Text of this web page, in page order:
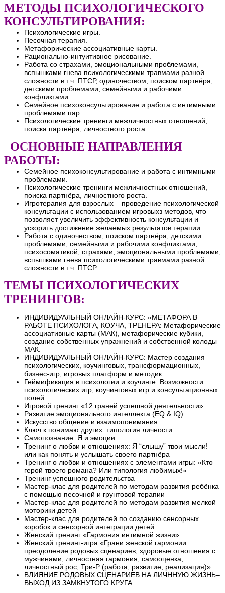
МЕТОДЫ ПСИХОЛОГИЧЕСКОГО
КОНСУЛЬТИРОВАНИЯ:
Психологические игры.
Песочная терапия.
Метафорические ассоциативные карты.
Рационально-интуитивное рисование.
Работа со страхами, эмоциональными проблемами,
вспышками гнева психологическими травмами разной
сложности в т.ч. ПТСР, одиночеством, поиском партнёра,
детскими проблемами, семейными и рабочими
конфликтами.
Семейное психоконсультирование и работа с интимными
проблемами пар.
Психологические тренинги межличностных отношений,
поиска партнёра, личностного роста.
ОСНОВНЫЕ НАПРАВЛЕНИЯ
РАБОТЫ:
Семейное психоконсультирование и работа с интимными
проблемами.
Психологические тренинги межличностных отношений,
поиска партнёра, личностного роста.
Игротерапия для взрослых – проведение психологической
консультации с использованием игровыхз методов, что
позволяет увеличить эффективность консультации и
ускорить достижение желаемых результатов терапии.
Работа с одиночеством, поиском партнёра, детскими
проблемами, семейными и рабочими конфликтами,
психосоматикой, страхами, эмоциональными проблемами,
вспышками гнева психологическими травмами разной
сложности в т.ч. ПТСР.
ТЕМЫ ПСИХОЛОГИЧЕСКИХ
ТРЕНИНГОВ:
ИНДИВИДУАЛЬНЫЙ ОНЛАЙН-КУРС: «МЕТАФОРА В
РАБОТЕ ПСИХОЛОГА, КОУЧА, ТРЕНЕРА: Метафорические
ассоциативные карты (МАК), метафорические кубики,
создание собственных упражнений и собственной колоды
МАК.
ИНДИВИДУАЛЬНЫЙ ОНЛАЙН-КУРС: Мастер создания
психологических, коучинговых, трансформационных,
бизнес-игр, игровых платформ и методик
Геймификация в психологии и коучинге: Возможности
психологических игр, коучинговых игр и консультационных
полей.
Игровой тренинг «12 граней успешной деятельности»
Развитие эмоционального интеллекта (EQ & IQ)
Искусство общение и взаимопонимания
Ключ к понимаю других: типология личности
Самопознание. Я и эмоции.
Тренинг о любви и отношениях: Я “слышу” твои мысли!
или как понять и услышать своего партнёра
Тренинг о любви и отношениях с элементами игры: «Кто
герой твоего романа? Или типология любимых!»
Тренинг успешного родительства
Мастер-клас для родителей по методам развития ребёнка
с помощью песочной и грунтовой терапии
Мастер-клас для родителей по методам развития мелкой
моторики детей
Мастер-клас для родителей по созданию сенсорных
коробок и сенсорной интеграции детей
Женский тренинг «Гармония интимной жизни»
Женский тренинг-игра «Грани женской гармонии:
преодоление родовых сценариев, здоровые отношения с
мужчинами, личностная гармония, самооценка,
личностный рос, Три-Р (работа, развитие, реализация)»
ВЛИЯНИЕ РОДОВЫХ СЦЕНАРИЕВ НА ЛИЧННУЮ ЖИЗНЬ–
ВЫХОД ИЗ ЗАМКНУТОГО КРУГА